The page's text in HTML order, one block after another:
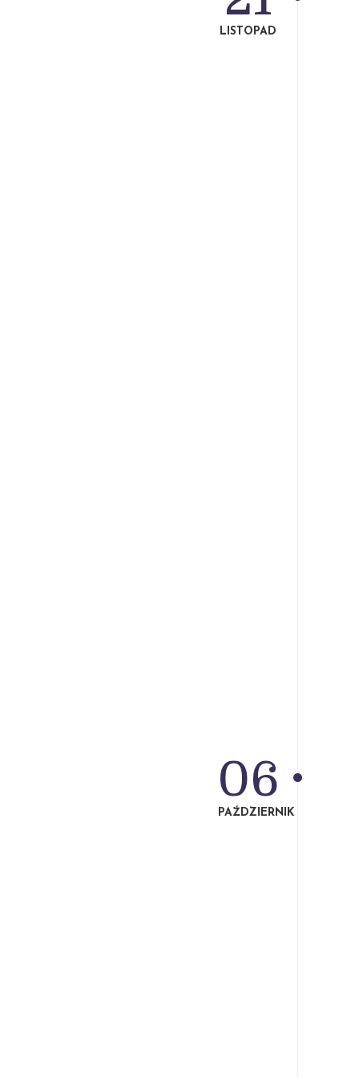
LISTOPAD
06
PAŹDZIERNIK